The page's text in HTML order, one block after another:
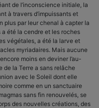
de l’incons­cience initiale, la
à travers d’impuissants et
plus par leur chenal à capter la
été la cendre et les roches
végétales, a été la larve et
myriadaires. Mais aucune
moins en deviner l’au-
de la Terre a sans relâche
avec le Soleil dont elle
comme en un sanctuaire
sans fin renouvelés, se
des nouvelles créations, des